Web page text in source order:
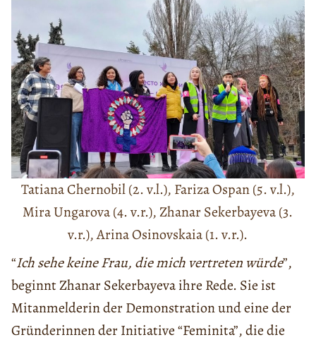
Tatiana Chernobil (2. v.l.), Fariza Ospan (5. v.l.),
Mira Ungarova (4. v.r.), Zhanar Sekerbayeva (3.
v.r.), Arina Osinovskaia (1. v.r.).
“Ich sehe keine Frau, die mich vertreten würde”,
beginnt Zhanar Sekerbayeva ihre Rede. Sie ist
Mitanmelderin der Demonstration und eine der
Gründerinnen der Initiative “Feminita”, die die